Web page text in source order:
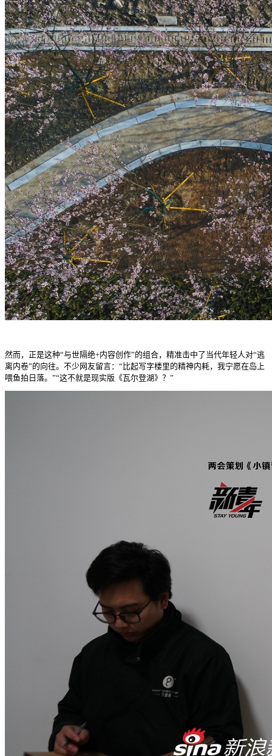
然而，正是这种“与世隔绝+内容创作”的组合，精准击中了当代年轻人对“逃
离内卷”的向往。不少网友留言：“比起写字楼里的精神内耗，我宁愿在岛上
喂鱼拍日落。”“这不就是现实版《瓦尔登湖》？”